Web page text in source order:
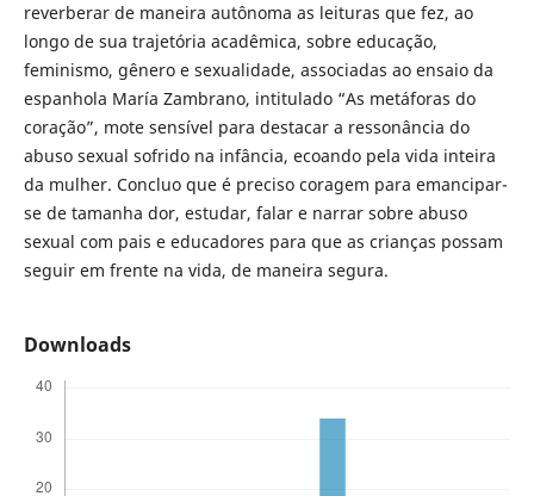
reverberar de maneira autônoma as leituras que fez, ao
longo de sua trajetória acadêmica, sobre educação,
feminismo, gênero e sexualidade, associadas ao ensaio da
espanhola María Zambrano, intitulado “As metáforas do
coração”, mote sensível para destacar a ressonância do
abuso sexual sofrido na infância, ecoando pela vida inteira
da mulher. Concluo que é preciso coragem para emancipar-
se de tamanha dor, estudar, falar e narrar sobre abuso
sexual com pais e educadores para que as crianças possam
seguir em frente na vida, de maneira segura.
Downloads